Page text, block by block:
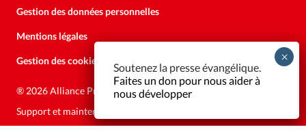
Gestion des données personnelles
Mentions légales
Gestion des cookies
® 2026 Alliance Presse
Support et maintenance:
Soutenez la presse évangélique.
Faites un don pour nous aider à
nous développer